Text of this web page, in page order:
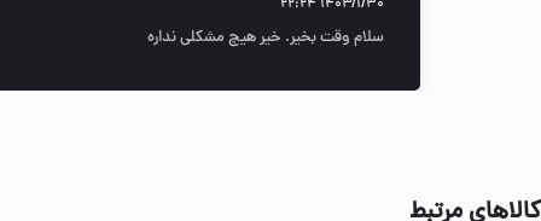
۱۴۰۳/۱/۳۰ ۲۲:۲۴
سلام وقت بخیر. خیر هیچ مشکلی نداره
کالاهای مرتبط